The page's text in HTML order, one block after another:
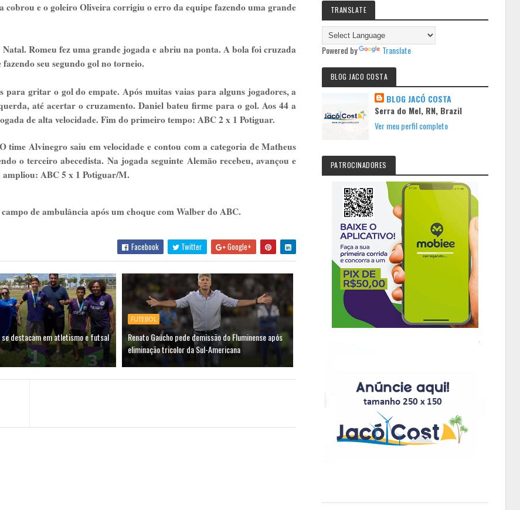
cobrou e o goleiro Oliveira corrigiu o erro da equipe fazendo uma grande
Romeu fez uma grande jogada e abriu na ponta. A bola foi cruzada
seu segundo gol no torneio.
gritar o gol do empate. Após muitas vaias para alguns jogadores, a
até acertar o cruzamento. Daniel bateu firme para o gol. Aos 44 a
de alta velocidade. Fim do primeiro tempo: ABC 2 x 1 Potiguar.
Alvinegro saiu em velocidade e contou com a categoria de Matheus
o terceiro abecedista. Na jogada seguinte Alemão recebeu, avançou e
ABC 5 x 1 Potiguar/M.
de ambulância após um choque com Walber do ABC.
Facebook Twitter Google+
se destacam em atletismo e futsal
FUTEBOL
Renato Gaúcho pede demissão do Fluminense após
eliminação tricolor da Sul-Americana
TRANSLATE
Powered by Translate
BLOG JACO COSTA
BLOG JACÓ COSTA
Serra do Mel, RN, Brazil
Ver meu perfil completo
PATROCINADORES